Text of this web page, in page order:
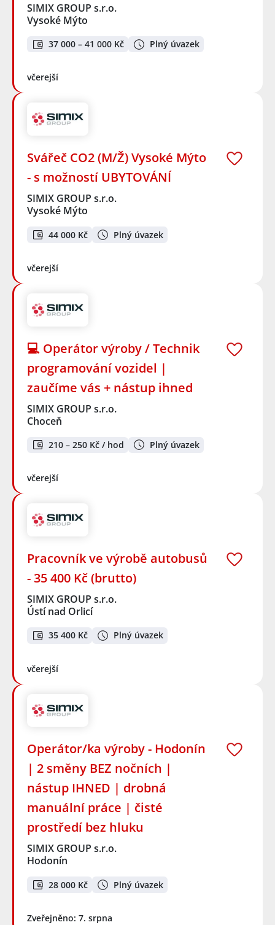
SIMIX GROUP s.r.o.
Vysoké Mýto
37 000 – 41 000 Kč Plný úvazek
včerejší
Svářeč CO2 (M/Ž) Vysoké Mýto
- s možností UBYTOVÁNÍ
SIMIX GROUP s.r.o.
Vysoké Mýto
44 000 Kč Plný úvazek
včerejší
💻 Operátor výroby / Technik
programování vozidel |
zaučíme vás + nástup ihned
SIMIX GROUP s.r.o.
Choceň
210 – 250 Kč / hod Plný úvazek
včerejší
Pracovník ve výrobě autobusů
- 35 400 Kč (brutto)
SIMIX GROUP s.r.o.
Ústí nad Orlicí
35 400 Kč Plný úvazek
včerejší
Operátor/ka výroby - Hodonín
| 2 směny BEZ nočních |
nástup IHNED | drobná
manuální práce | čisté
prostředí bez hluku
SIMIX GROUP s.r.o.
Hodonín
28 000 Kč Plný úvazek
Zveřejněno: 7. srpna